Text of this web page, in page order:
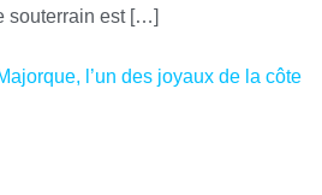
souterrain est […]
l’un des joyaux de la côte